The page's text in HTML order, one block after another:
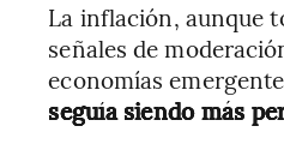
La inflación, aunque
señales de
economías
seguía siendo más